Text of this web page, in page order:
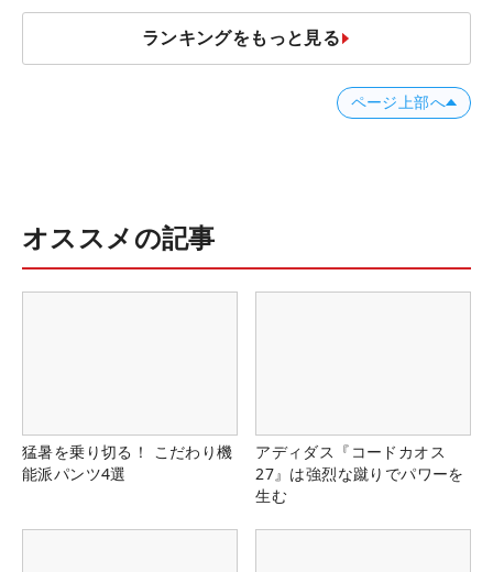
ランキングをもっと見る
ページ上部へ
オススメの記事
猛暑を乗り切る！ こだわり機
能派パンツ4選
アディダス『コードカオス
27』は強烈な蹴りでパワーを
生む